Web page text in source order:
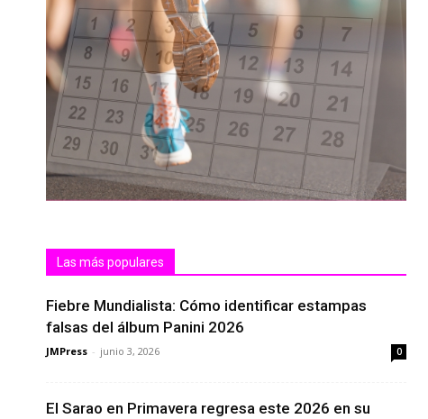
Las más populares
Fiebre Mundialista: Cómo identificar estampas
falsas del álbum Panini 2026
JMPress - junio 3, 2026 0
El Sarao en Primavera regresa este 2026 en su